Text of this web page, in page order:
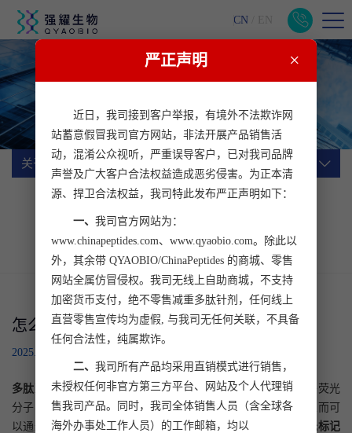
CN EN
关于我们
一站式生物医药科研服务平台
关于我们
公司简介 企业文化
公司动态
行业动态
加入我们
联系我们
怎么检测多肽荧光标记
2025.09.11
多肽荧光标记是一种在生物医学研究中常用的技术，它通过将荧光
分子与多肽结合，使得多肽能够在特定的波长下发出荧光，从而可
以通过荧光检测设备进行检测和定位，那么怎么检测
多肽荧光标记
严正声明 ×
近日，我司接到客户举报，有境外不法欺诈网
站蓄意假冒我司官方网站，非法开展产品销售活
动，混淆公众视听，严重误导客户，已对我司品牌
声誉及广大客户合法权益造成恶劣侵害。为正本清
源、捍卫合法权益，我司特此发布严正声明如下：
一、 我司官方网站为：
www.chinapeptides.com、www.qyaobio.com。除此以
外，其余带 QYAOBIO/ChinaPeptides 的商城、零售
网站全属仿冒侵权。我司无线上自助商城，不支持
加密货币支付，绝不零售减重多肽针剂，任何线上
直营零售宣传均为虚假, 与我司无任何关联，不具备
任何合法性，纯属欺诈。
二、 我司所有产品均采用直销模式进行销售，
未授权任何非官方第三方平台、网站及个人代理销
售我司产品。同时，我司全体销售人员（含全球各
海外办事处工作人员）的工作邮箱，均以